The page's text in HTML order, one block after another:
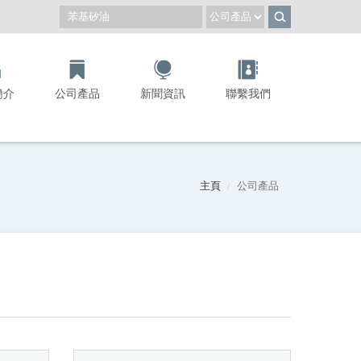
介 公司產品 新聞資訊 聯繫我們
主頁 公司產品